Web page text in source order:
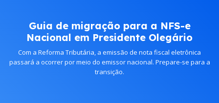
Guia de migração para a NFS-e
Nacional em Presidente Olegário
Com a Reforma Tributária, a emissão de nota fiscal eletrônica
passará a ocorrer por meio do emissor nacional. Prepare-se para a
transição.